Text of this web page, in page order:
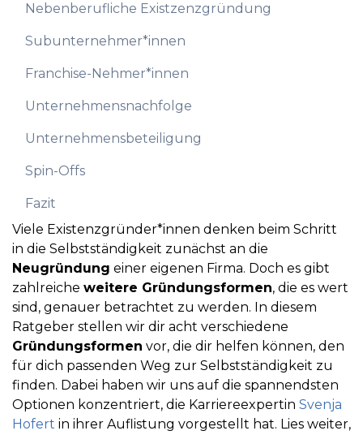
Nebenberufliche Existzenzgründung
Subunternehmer*innen
Franchise-Nehmer*innen
Unternehmensnachfolge
Unternehmensbeteiligung
Spin-Offs
Fazit
Viele Existenzgründer*innen denken beim Schritt
in die Selbstständigkeit zunächst an die
Neugründung einer eigenen Firma. Doch es gibt
zahlreiche weitere Gründungsformen, die es wert
sind, genauer betrachtet zu werden. In diesem
Ratgeber stellen wir dir acht verschiedene
Gründungsformen vor, die dir helfen können, den
für dich passenden Weg zur Selbstständigkeit zu
finden. Dabei haben wir uns auf die spannendsten
Optionen konzentriert, die Karriereexpertin Svenja
Hofert in ihrer Auflistung vorgestellt hat. Lies weiter,